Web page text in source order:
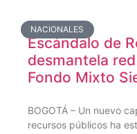
NACIONALES
Escándalo de
desmantela
Fondo Mixto
BOGOTÁ – Un nuevo
recursos públicos ha